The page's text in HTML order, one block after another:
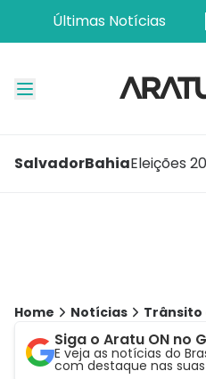
Últimas Notícias
SalvadorBahiaEleições
Home Notícias Trânsito
Siga o Aratu ON no
E veja as notícias do
com destaque nas